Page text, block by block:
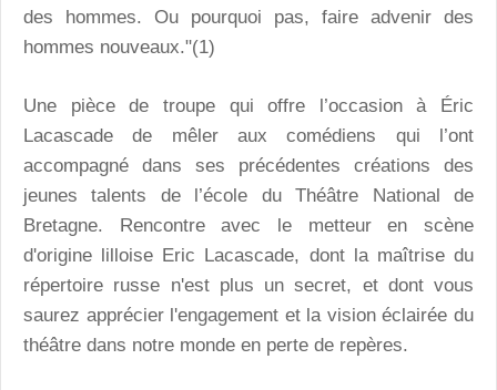
des hommes. Ou pourquoi pas, faire advenir des
hommes nouveaux."(1)
Une pièce de troupe qui offre l’occasion à Éric
Lacascade de mêler aux comédiens qui l’ont
accompagné dans ses précédentes créations des
jeunes talents de l’école du Théâtre National de
Bretagne. Rencontre avec le metteur en scène
d'origine lilloise Eric Lacascade, dont la maîtrise du
répertoire russe n'est plus un secret, et dont vous
saurez apprécier l'engagement et la vision éclairée du
théâtre dans notre monde en perte de repères.